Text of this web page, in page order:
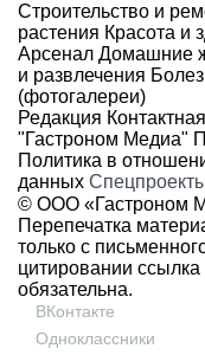
Строительство и
растения Красота и
Арсенал Домашние
и развлечения
(фотогалереи)
Редакция
"Гастроном Медиа"
Политика в
данных
© ООО «Гастроном
Перепечатка
только с
цитировании ссылка
обязательна.
ВКонтакте
Одноклассники